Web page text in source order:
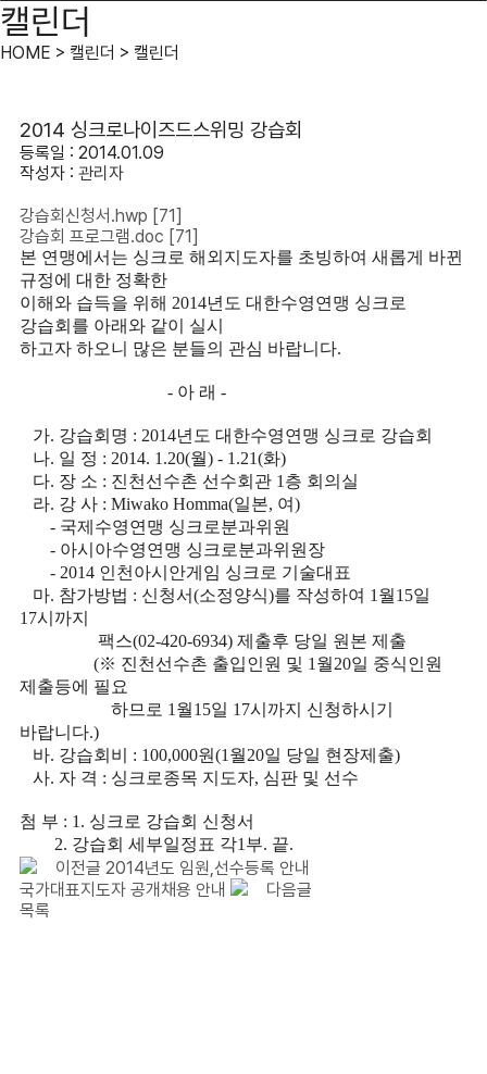
캘린더
HOME > 캘린더 > 캘린더
2014 싱크로나이즈드스위밍 강습회
등록일 : 2014.01.09
작성자 : 관리자
강습회신청서.hwp [71]
강습회 프로그램.doc [71]
본 연맹에서는 싱크로 해외지도자를 초빙하여 새롭게 바뀐
규정에 대한 정확한
이해와 습득을 위해 2014년도 대한수영연맹 싱크로
강습회를 아래와 같이 실시
하고자 하오니 많은 분들의 관심 바랍니다.
- 아 래 -
가. 강습회명 : 2014년도 대한수영연맹 싱크로 강습회
나. 일 정 : 2014. 1.20(월) - 1.21(화)
다. 장 소 : 진천선수촌 선수회관 1층 회의실
라. 강 사 : Miwako Homma(일본, 여)
- 국제수영연맹 싱크로분과위원
- 아시아수영연맹 싱크로분과위원장
- 2014 인천아시안게임 싱크로 기술대표
마. 참가방법 : 신청서(소정양식)를 작성하여 1월15일
17시까지
팩스(02-420-6934) 제출후 당일 원본 제출
(※ 진천선수촌 출입인원 및 1월20일 중식인원
제출등에 필요
하므로 1월15일 17시까지 신청하시기
바랍니다.)
바. 강습회비 : 100,000원(1월20일 당일 현장제출)
사. 자 격 : 싱크로종목 지도자, 심판 및 선수
첨 부 : 1. 싱크로 강습회 신청서
2. 강습회 세부일정표 각1부. 끝.
이전글 2014년도 임원,선수등록 안내
국가대표지도자 공개채용 안내
다음글
목록